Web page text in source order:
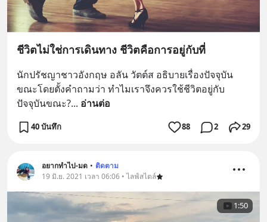
ชีวิตไม่ใช่การเดินทาง ชีวิตคือการอยู่กับที่
นักปรัชญาชาวอังกฤษ อลัน วัตต์ส อธิบายเรื่องปัจจุบัน
ขณะโดยตั้งคำถามว่า ทำไมเราจึงควรใช้ชีวิตอยู่กับ
ปัจจุบันขณะ?... อ่านต่อ
40 บันทึก 88 2 29
อยากทำไป-มด • ติดตาม
19 มิ.ย. 2021 เวลา 06:06 • ไลฟ์สไตล์
1:50